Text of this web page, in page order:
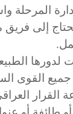
المرحلة
إلى
لدورها
القوى